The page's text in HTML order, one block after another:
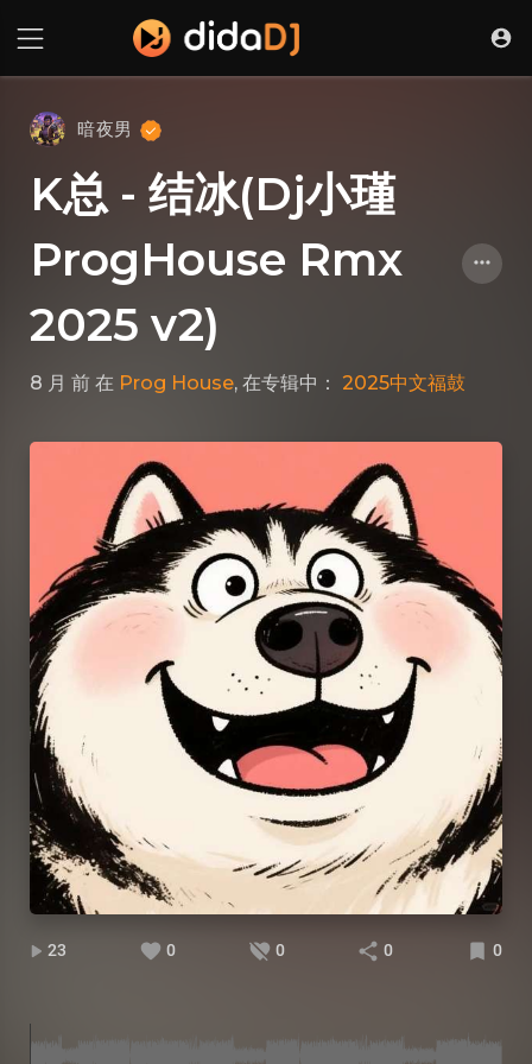
暗夜男
K总 - 结冰(Dj小瑾
ProgHouse Rmx
2025 v2)
8 月 前 在 Prog House, 在专辑中： 2025中文福鼓
23 0 0 0 0